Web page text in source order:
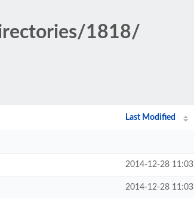
1818/
Last Modified
2014-12-28 11:03
2014-12-28 11:03